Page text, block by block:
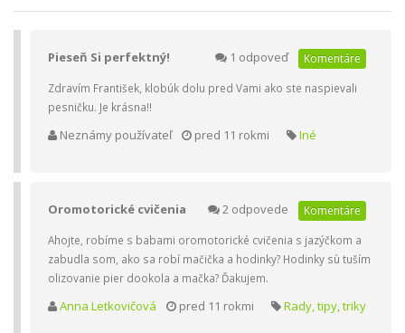
Pieseň Si perfektný! 1 odpoveď Komentáre
Zdravím František, klobúk dolu pred Vami ako ste naspievali
pesničku. Je krásna!!
Neznámy používateľ pred 11 rokmi Iné
Oromotorické cvičenia 2 odpovede Komentáre
Ahojte, robíme s babami oromotorické cvičenia s jazýčkom a
zabudla som, ako sa robí mačička a hodinky? Hodinky sù tuším
olizovanie pier dookola a mačka? Ďakujem.
Anna Letkovičová pred 11 rokmi Rady, tipy, triky